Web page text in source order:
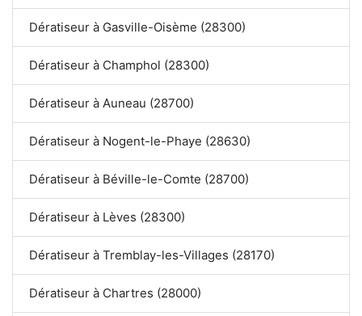
Dératiseur à Gasville-Oisème (28300)
Dératiseur à Champhol (28300)
Dératiseur à Auneau (28700)
Dératiseur à Nogent-le-Phaye (28630)
Dératiseur à Béville-le-Comte (28700)
Dératiseur à Lèves (28300)
Dératiseur à Tremblay-les-Villages (28170)
Dératiseur à Chartres (28000)